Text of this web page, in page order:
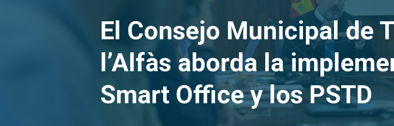
El Consejo Municipal de
l’Alfàs aborda la
Smart Office y los PSTD